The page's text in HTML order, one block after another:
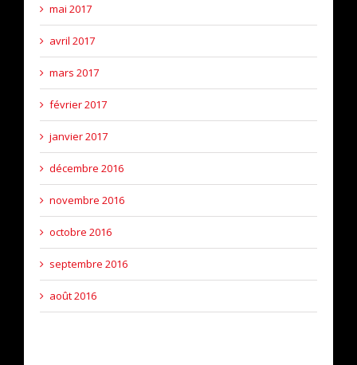
mai 2017
avril 2017
mars 2017
février 2017
janvier 2017
décembre 2016
novembre 2016
octobre 2016
septembre 2016
août 2016